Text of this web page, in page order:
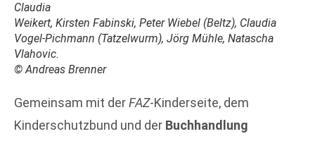
Claudia
Weikert, Kirsten Fabinski, Peter Wiebel (Beltz), Claudia
Vogel-Pichmann (Tatzelwurm), Jörg Mühle, Natascha
Vlahovic.
© Andreas Brenner
Gemeinsam mit derFAZ-Kinderseite, dem
Kinderschutzbund und der Buchhandlung